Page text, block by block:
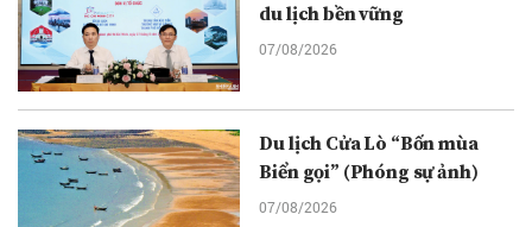
du lịch bền vững
07/08/2026
Du lịch Cửa Lò “Bốn mùa
Biển gọi” (Phóng sự ảnh)
07/08/2026